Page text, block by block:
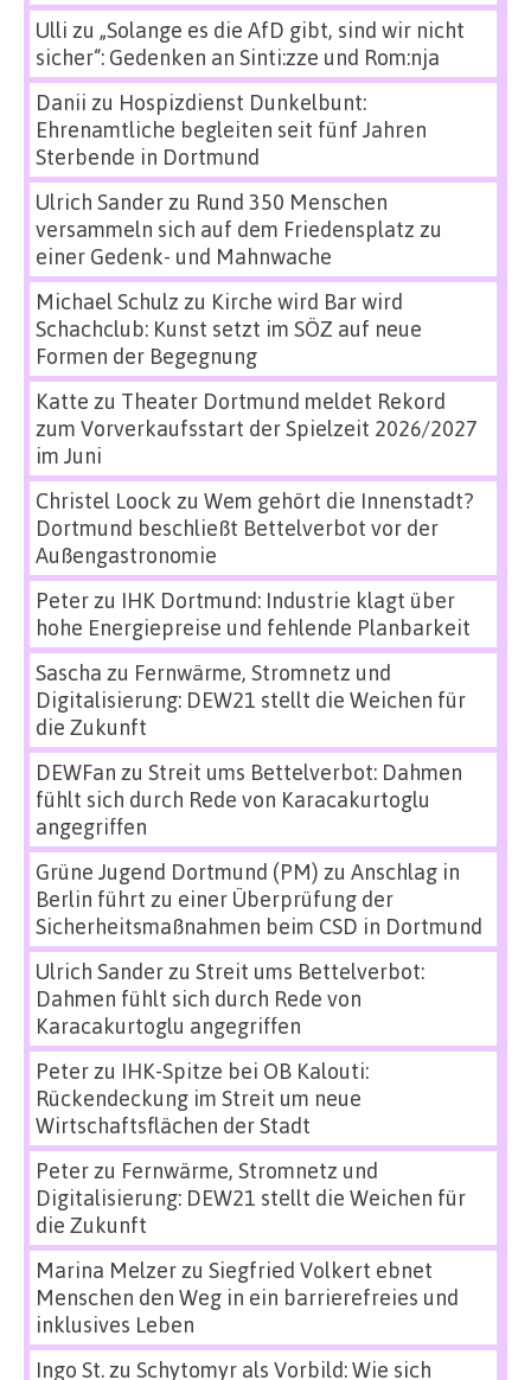
Ulli zu „Solange es die AfD gibt, sind wir nicht
sicher“: Gedenken an Sinti:zze und Rom:nja
Danii zu Hospizdienst Dunkelbunt:
Ehrenamtliche begleiten seit fünf Jahren
Sterbende in Dortmund
Ulrich Sanderzu Rund 350 Menschen
versammeln sich auf dem Friedensplatz zu
einer Gedenk- und Mahnwache
Michael Schulz zu Kirche wird Bar wird
Schachclub: Kunst setzt im SÖZ auf neue
Formen der Begegnung
Katte zu Theater Dortmund meldet Rekord
zum Vorverkaufsstart der Spielzeit 2026/2027
im Juni
Christel Loock zu Wem gehört die Innenstadt?
Dortmund beschließt Bettelverbot vor der
Außengastronomie
Peterzu IHK Dortmund: Industrie klagt über
hohe Energiepreise und fehlende Planbarkeit
Sascha zu Fernwärme, Stromnetz und
Digitalisierung: DEW21 stellt die Weichen für
die Zukunft
DEWFan zu Streit ums Bettelverbot: Dahmen
fühlt sich durch Rede von Karacakurtoglu
angegriffen
Grüne Jugend Dortmund (PM) zu Anschlag in
Berlin führt zu einer Überprüfung der
Sicherheitsmaßnahmen beim CSD in Dortmund
Ulrich Sanderzu Streit ums Bettelverbot:
Dahmen fühlt sich durch Rede von
Karacakurtoglu angegriffen
Peterzu IHK-Spitze bei OB Kalouti:
Rückendeckung im Streit um neue
Wirtschaftsflächen der Stadt
Peterzu Fernwärme, Stromnetz und
Digitalisierung: DEW21 stellt die Weichen für
die Zukunft
Marina Melzerzu Siegfried Volkert ebnet
Menschen den Weg in ein barrierefreies und
inklusives Leben
Ingo St.zu Schytomyr als Vorbild: Wie sich